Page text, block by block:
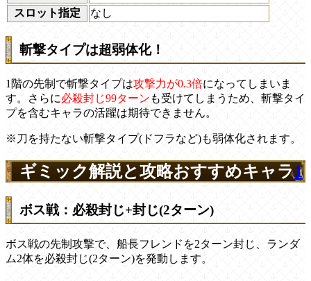
スロット指定
なし
斬撃タイプは超弱体化！
1階の先制で斬撃タイプは攻撃力が0.3倍になってしまいま
す。さらに必殺封じ99ターン も受けてしまうため、斬撃タイ
プを含むキャラの活躍は期待できません。
※刀を持たない斬撃タイプ(ドフラなど)も弱体化されます。
ギミック解説と攻略おすすめキャラ1
ボス戦：必殺封じ+封じ(2ターン)
ボス戦の先制攻撃で、船長フレンドを2ターン封じ、ランダ
ム2体を必殺封じ(2ターン)を発動します。